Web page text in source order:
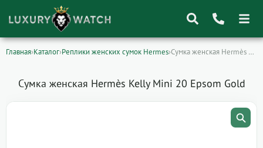
Главная›Каталог›Реплики женских сумок Hermes› Сумка женская Hermès Kelly Mini 20 Epsom…
Сумка женская Hermès Kelly Mini 20 Epsom Gold